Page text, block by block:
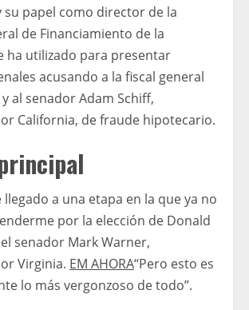
su papel como director de la
de Financiamiento de la
ha utilizado para presentar
acusando a la fiscal general
al senador Adam Schiff,
California, de fraude hipotecario.
llegado a una etapa en la que ya no
por la elección de Donald
senador Mark Warner,
Virginia. EM AHORA“Pero esto es
lo más vergonzoso de todo”.